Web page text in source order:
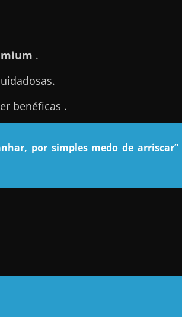
.
benéficas .
por simples medo de arriscar”